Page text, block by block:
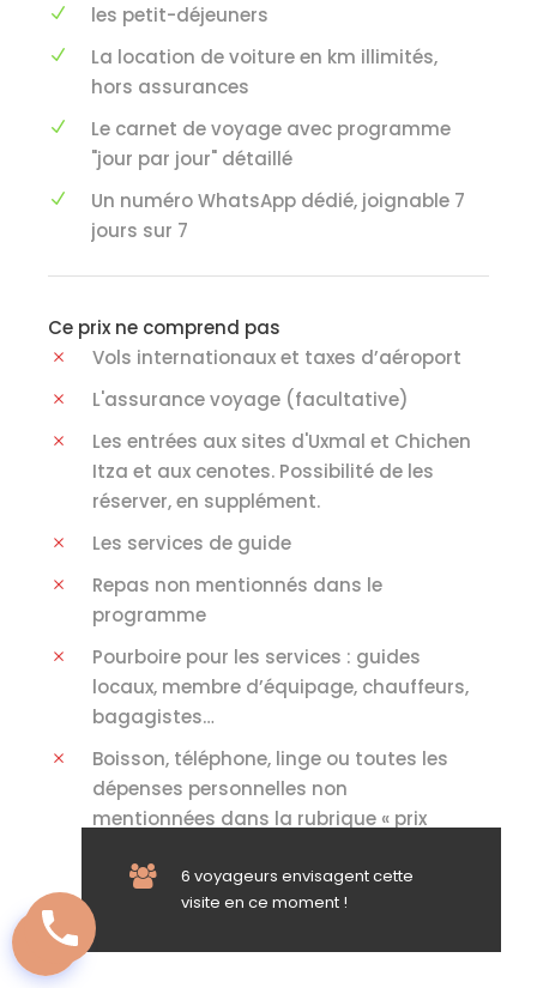
les petit-déjeuners
La location de voiture en km illimités,
hors assurances
Le carnet de voyage avec programme
"jour par jour" détaillé
Un numéro WhatsApp dédié, joignable 7
jours sur 7
Ce prix ne comprend pas
Vols internationaux et taxes d’aéroport
L'assurance voyage (facultative)
Les entrées aux sites d'Uxmal et Chichen
Itza et aux cenotes. Possibilité de les
réserver, en supplément.
Les services de guide
Repas non mentionnés dans le
programme
Pourboire pour les services : guides
locaux, membre d’équipage, chauffeurs,
bagagistes…
Boisson, téléphone, linge ou toutes les
dépenses personnelles non
mentionnées dans la rubrique « prix
6 voyageurs envisagent cette
visite en ce moment !